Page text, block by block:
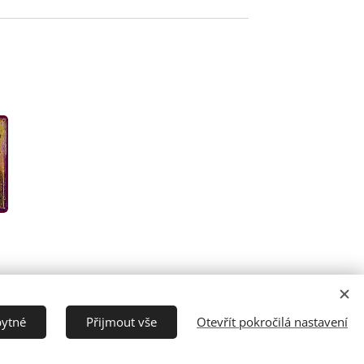
Čeština
English
Přijmout vše Otevřít pokročilá nastavení